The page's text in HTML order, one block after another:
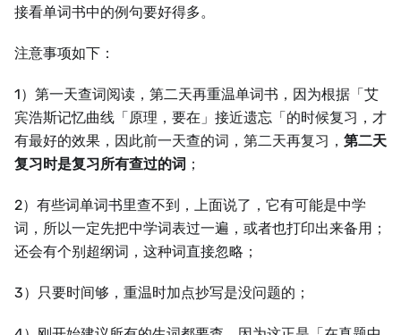
接看单词书中的例句要好得多。
注意事项如下：
1）第一天查词阅读，第二天再重温单词书，因为根据「艾
宾浩斯记忆曲线「原理，要在」接近遗忘「的时候复习，才
有最好的效果，因此前一天查的词，第二天再复习， 第二天
复习时是复习所有查过的词 ；
2）有些词单词书里查不到，上面说了，它有可能是中学
词，所以一定先把中学词表过一遍，或者也打印出来备用；
还会有个别超纲词，这种词直接忽略；
3）只要时间够，重温时加点抄写是没问题的；